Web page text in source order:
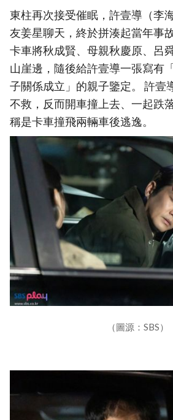
東柱再次接受催眠，許壹導（李
友姜星聊天，終於拼湊起當年事
卡車將秋成賢、母親秋慶原、呂
山崖邊，隨後給許壹導一張寫有
子關係成立」的親子鑒定。 許壹
不救，反而開車撞上去、一起跌
稱是卡車撞飛兩輛車後逃逸。
（圖源：SBS）